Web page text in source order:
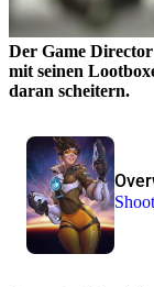
Der Game
mit seinen
daran scheitern.